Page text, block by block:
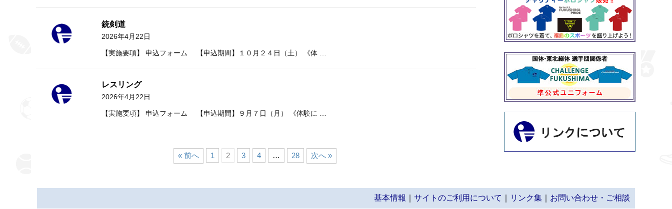
銃剣道
2026年4月22日
【実施要項】 申込フォーム 【申込期間】１０月２４日（土） 《体 …
レスリング
2026年4月22日
【実施要項】 申込フォーム 【申込期間】９月７日（月） 《体験に …
« 前へ 1 2 3 4 … 28 次へ »
基本情報 サイトのご利用について リンク集 お問い合わせ・ご相談